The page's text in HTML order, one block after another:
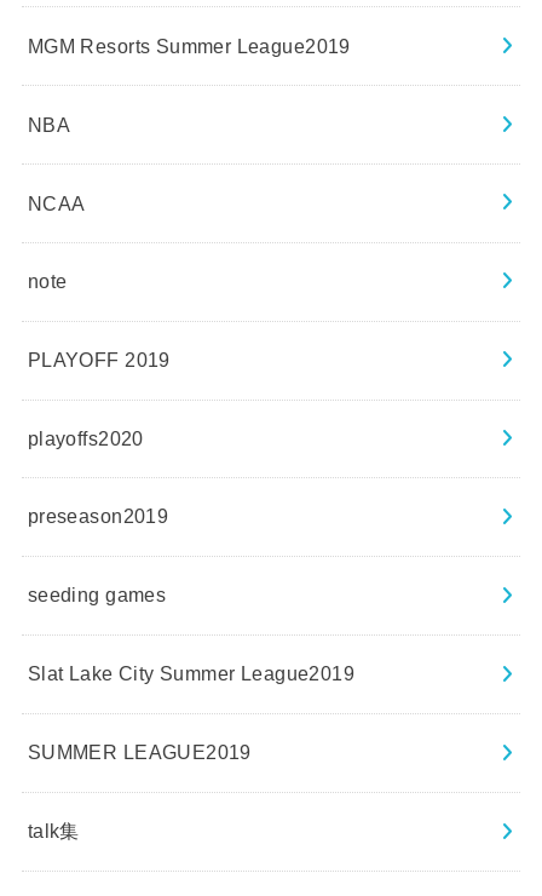
MGM Resorts Summer League2019
NBA
NCAA
note
PLAYOFF 2019
playoffs2020
preseason2019
seeding games
Slat Lake City Summer League2019
SUMMER LEAGUE2019
talk集